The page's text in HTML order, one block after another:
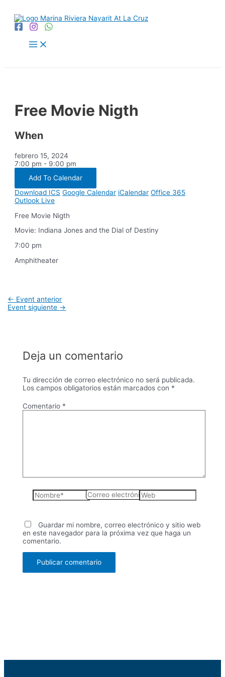
contenido
Main
Menu
Free Movie Nigth
When
febrero 15, 2024
7:00 pm - 9:00 pm
Add To Calendar
Download ICS Google Calendar iCalendar Office 365
Outlook Live
Free Movie Nigth
Movie: Indiana Jones and the Dial of Destiny
7:00 pm
Amphitheater
Navegación
de
← Event anterior
Event siguiente →
Deja un comentario
Tu dirección de correo electrónico no será publicada.
Los campos obligatorios están marcados con *
Comentario *
Nombre*
Correo
electrónico*
Web
Guardar mi nombre, correo electrónico y sitio web
en este navegador para la próxima vez que haga un
comentario.